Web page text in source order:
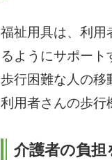
福祉用具は、利用
るようにサポート
歩行困難な人の移
利用者さんの歩行
介護者の負担